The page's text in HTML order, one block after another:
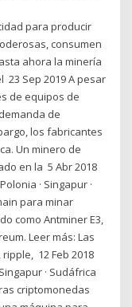
para producir
consumen
ahora la minería
23 Sep 2019 A pesar
de equipos de
de
los fabricantes
Un minero de
en la 5 Abr 2018
· Singapur ·
para minar
como Antminer E3,
Leer más: Las
12 Feb 2018
· Sudáfrica
criptomonedas